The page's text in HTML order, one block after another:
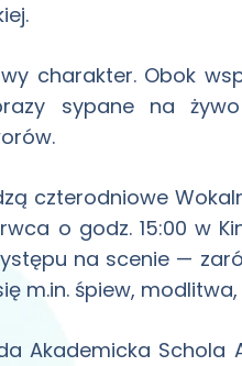
charakter. Obok
sypane na
czterodniowe
o godz. 15:00 w
na scenie —
m.in. śpiew,
Akademicka Schola